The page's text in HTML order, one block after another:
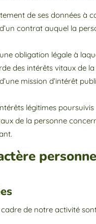
de ses données à
contrat auquel la
obligation légale à
des intérêts vitaux de
mission d’intérêt
légitimes
de la personne
de notre activité